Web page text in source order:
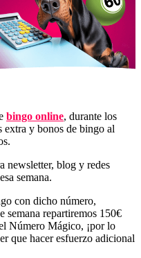
bingo online, durante los
extra y bonos de bingo al
newsletter, blog y redes
semana.
con dicho número,
semana repartiremos 150€
Número Mágico, ¡por lo
que hacer esfuerzo adicional